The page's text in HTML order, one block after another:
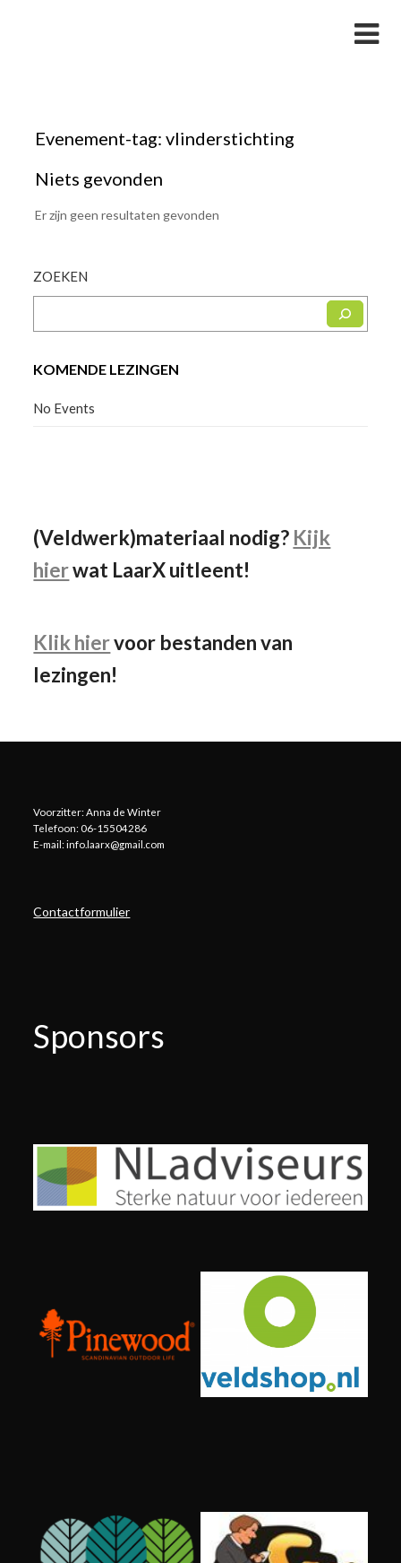
Evenement-tag: vlinderstichting
Niets gevonden
Er zijn geen resultaten gevonden
ZOEKEN
KOMENDE LEZINGEN
No Events
(Veldwerk)materiaal nodig? Kijk
hierwat LaarX uitleent!
Klik hiervoor bestanden van
lezingen!
Voorzitter: Anna de Winter
Telefoon: 06-15504286
E-mail: info.laarx@gmail.com
Contactformulier
Sponsors